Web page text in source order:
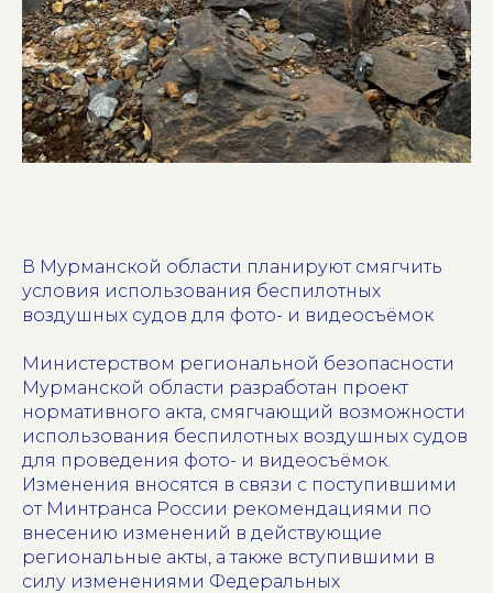
В Мурманской области планируют смягчить
условия использования беспилотных
воздушных судов для фото- и видеосъёмок
Министерством региональной безопасности
Мурманской области разработан проект
нормативного акта, смягчающий возможности
использования беспилотных воздушных судов
для проведения фото- и видеосъёмок.
Изменения вносятся в связи с поступившими
от Минтранса России рекомендациями по
внесению изменений в действующие
региональные акты, а также вступившими в
силу изменениями Федеральных